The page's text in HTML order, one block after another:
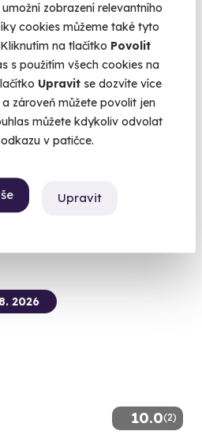
zobrazení relevantního
cookies můžeme také tyto
na tlačítko Povolit
s použitím všech cookies na
Upravit se dozvíte více
zároveň můžete povolit jen
můžete kdykoliv odvolat
v patičce.
Upravit
9.5
zbraně - 6 zbraní
pětkrát - celkem 30 výstřelů.
10.0(2)
2026